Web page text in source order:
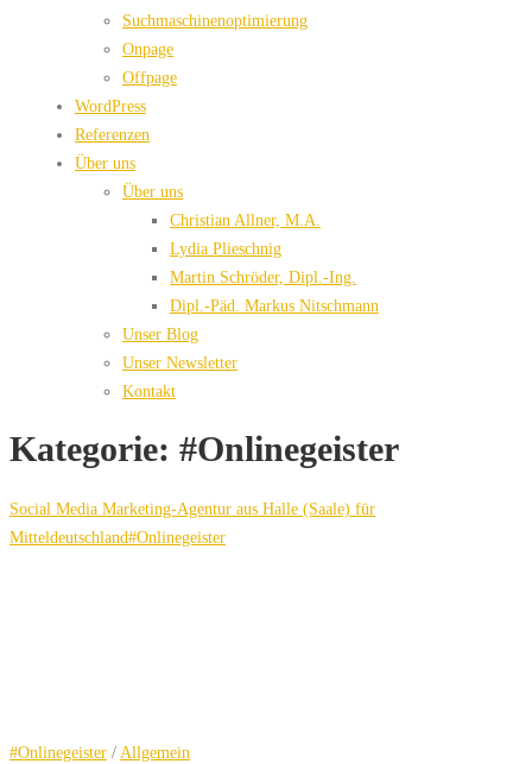
Suchmaschinenoptimierung
Onpage
Offpage
WordPress
Referenzen
Über uns
Über uns
Christian Allner, M.A.
Lydia Plieschnig
Martin Schröder, Dipl.-Ing.
Dipl.-Päd. Markus Nitschmann
Unser Blog
Unser Newsletter
Kontakt
Kategorie: #Onlinegeister
Social Media Marketing-Agentur aus Halle (Saale) für
Mitteldeutschland#Onlinegeister
#Onlinegeister / Allgemein